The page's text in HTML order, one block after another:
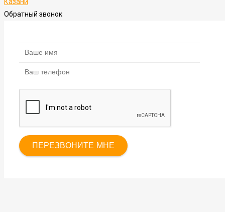
Обратный звонок